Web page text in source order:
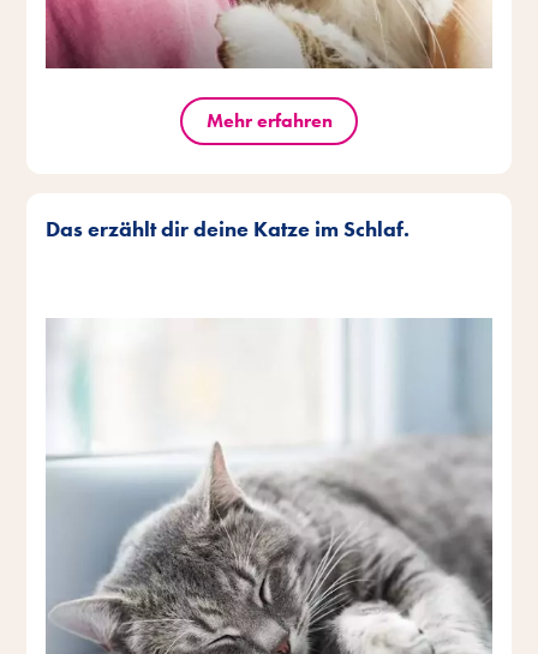
Mehr erfahren
Das erzählt dir deine Katze im Schlaf.